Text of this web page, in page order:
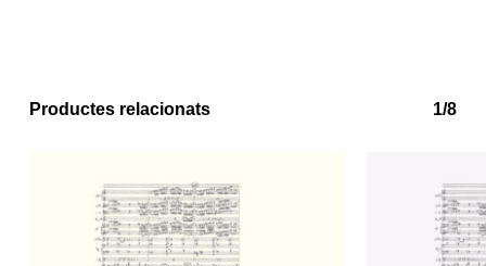
No hi ha productes a la cistella.
Productes relacionats 1/8